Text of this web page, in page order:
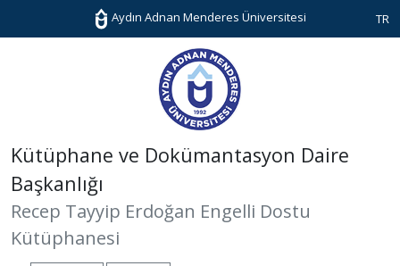
Aydın Adnan Menderes Üniversitesi TR
Kütüphane ve Dokümantasyon Daire
Başkanlığı
Recep Tayyip Erdoğan Engelli Dostu
Kütüphanesi